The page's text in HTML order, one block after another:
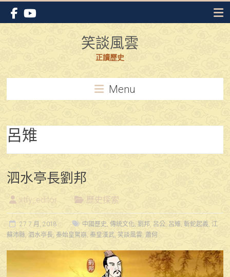
Skip
content
笑談風雲
正讀歷史
Menu
呂雉
泗水亭長劉邦
xtfy_editor 歷史探索
27 7 月, 2018 中國歷史,傳統文化, 劉邦, 呂公, 呂雉,斬蛇起義,江
蘇沛縣,泗水亭長,秦始皇駕崩,秦皇漢武,笑談風雲, 蕭何